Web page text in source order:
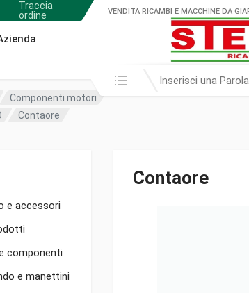
Traccia
ordine
VENDITA RICAMBI E MACCHINE DA
Cerca in:
Componenti motori
Contaore
e accessori
componenti
e manettini
Contaore